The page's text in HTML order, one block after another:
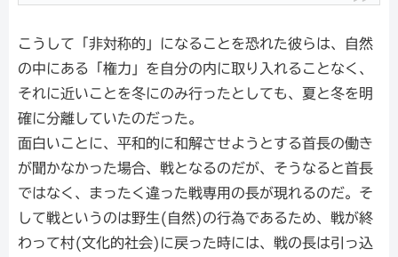
こうして「非対称的」になることを恐れた彼らは、自然
の中にある「権力」を自分の内に取り入れることなく、
それに近いことを冬にのみ行ったとしても、夏と冬を明
確に分離していたのだった。
面白いことに、平和的に和解させようとする首長の働き
が聞かなかった場合、戦となるのだが、そうなると首長
ではなく、まったく違った戦専用の長が現れるのだ。そ
して戦というのは野生(自然)の行為であるため、戦が終
わって村(文化的社会)に戻った時には、戦の長は引っ込